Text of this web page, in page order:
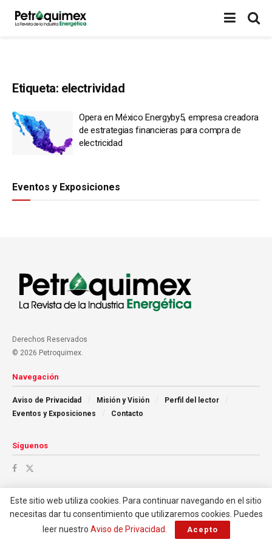
Etiqueta: electrividad
Opera en México Energyby5, empresa creadora
de estrategias financieras para compra de
electricidad
Eventos y Exposiciones
Derechos Reservados
© 2026 Petroquimex.
Navegación
Aviso de Privacidad Misión y Visión
Perfil del lector
Eventos y Exposiciones
Contacto
Síguenos
Este sitio web utiliza cookies. Para continuar navegando en el sitio
necesitas dar tu consentimiento que utilizaremos cookies. Puedes
leer nuestro Aviso de Privacidad Acepto